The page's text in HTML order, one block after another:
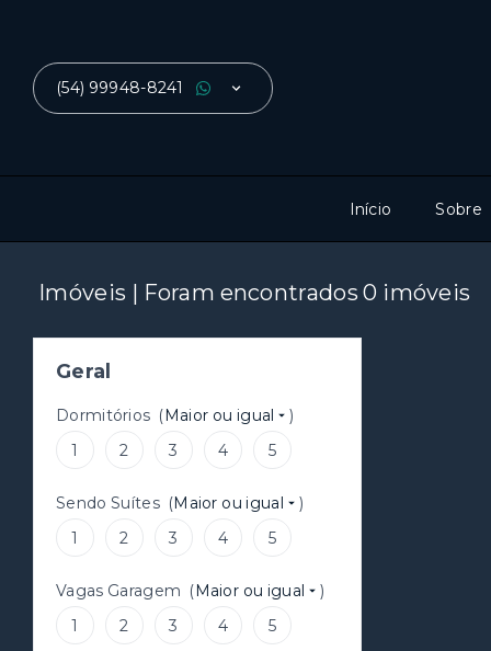
(54) 99948-8241
Início Sobre
Imóveis | Foram encontrados 0 imóveis
Geral
Dormitórios (Maior ou igual
)
1
2 3 4 5
Sendo Suítes (Maior ou igual
)
1
2 3 4 5
Vagas Garagem (Maior ou igual
)
1
2 3 4 5